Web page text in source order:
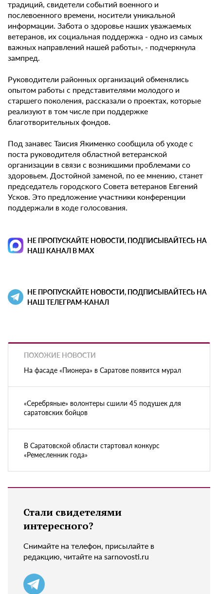
традиций, свидетели событий военного и
послевоенного времени, носители уникальной
информации. Забота о здоровье наших уважаемых
ветеранов, их социальная поддержка - одно из самых
важных направлений нашей работы», - подчеркнула
зампред.
Руководители районных организаций обменялись
опытом работы с представителями молодого и
старшего поколения, рассказали о проектах, которые
реализуют в том числе при поддержке
благотворительных фондов.
Под занавес Таисия Якименко сообщила об уходе с
поста руководителя областной ветеранской
организации в связи с возникшими проблемами со
здоровьем. Достойной заменой, по ее мнению, станет
председатель городского Совета ветеранов Евгений
Усков. Это предложение участники конференции
поддержали в ходе голосования.
НЕ ПРОПУСКАЙТЕ НОВОСТИ, ПОДПИСЫВАЙТЕСЬ НА
НАШ КАНАЛ В MAX
НЕ ПРОПУСКАЙТЕ НОВОСТИ, ПОДПИСЫВАЙТЕСЬ НА
НАШ ТЕЛЕГРАМ-КАНАЛ
ПОХОЖИЕ НОВОСТИ
На фасаде «Пионера» в Саратове появится мурал
«Серебряные» волонтеры сшили 45 подушек для
саратовских бойцов
В Саратовской области стартовал конкурс
«Ремесленник года»
Стали свидетелями
интересного?
Снимайте на телефон, присылайте в
редакцию, читайте на sarnovosti.ru